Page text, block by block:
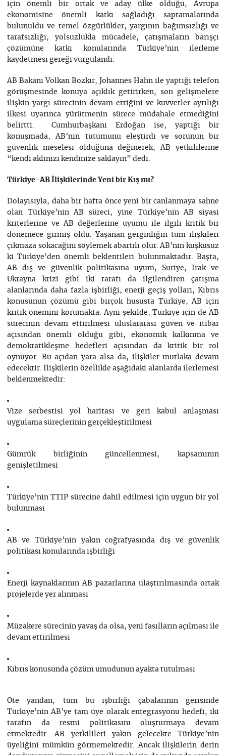
için önemli bir ortak ve aday ülke olduğu, Avrupa
ekonomisine önemli katkı sağladığı saptamalarında
bulunuldu ve temel özgürlükler, yargının bağımsızlığı ve
tarafsızlığı, yolsuzlukla mücadele, çatışmaların barışçı
çözümüne katkı konularında Türkiye’nin ilerleme
kaydetmesi gereği vurgulandı.
AB Bakanı Volkan Bozkır, Johannes Hahn ile yaptığı telefon
görüşmesinde konuya açıklık getirirken, son gelişmelere
ilişkin yargı sürecinin devam ettiğini ve kuvvetler ayrılığı
ilkesi uyarınca yürütmenin sürece müdahale etmediğini
belirtti. Cumhurbaşkanı Erdoğan ise, yaptığı bir
konuşmada, AB’nin tutumunu eleştirdi ve sorunun bir
güvenlik meselesi olduğuna değinerek, AB yetkililerine
“kendi aklınızı kendinize saklayın” dedi.
Türkiye-AB İlişkilerinde Yeni bir Kış mı?
Dolayısıyla, daha bir hafta önce yeni bir canlanmaya sahne
olan Türkiye’nin AB süreci, yine Türkiye’nin AB siyasi
kriterlerine ve AB değerlerine uyumu ile ilgili kritik bir
dönemece girmiş oldu. Yaşanan gerginliğin tüm ilişkileri
çıkmaza sokacağını söylemek abartılı olur. AB’nin kuşkusuz
ki Türkiye’den önemli beklentileri bulunmaktadır. Başta,
AB dış ve güvenlik politikasına uyum, Suriye, Irak ve
Ukrayna krizi gibi iki tarafı da ilgilendiren çatışma
alanlarında daha fazla işbirliği, enerji geçiş yolları, Kıbrıs
konusunun çözümü gibi birçok hususta Türkiye, AB için
kritik önemini korumakta. Aynı şekilde, Türkiye için de AB
sürecinin devam ettirilmesi uluslararası güven ve itibar
açısından önemli olduğu gibi, ekonomik kalkınma ve
demokratikleşme hedefleri açısından da kritik bir rol
oynuyor. Bu açıdan yara alsa da, ilişkiler mutlaka devam
edecektir. İlişkilerin özellikle aşağıdaki alanlarda ilerlemesi
beklenmektedir:
Vize serbestisi yol haritası ve geri kabul anlaşması
uygulama süreçlerinin gerçekleştirilmesi
Gümrük birliğinin güncellenmesi, kapsamının
genişletilmesi
Türkiye’nin TTIP sürecine dahil edilmesi için uygun bir yol
bulunması
AB ve Türkiye’nin yakın coğrafyasında dış ve güvenlik
politikası konularında işbirliği
Enerji kaynaklarının AB pazarlarına ulaştırılmasında ortak
projelerde yer alınması
Müzakere sürecinin yavaş da olsa, yeni fasılların açılması ile
devam ettirilmesi
Kıbrıs konusunda çözüm umudunun ayakta tutulması
Öte yandan, tüm bu işbirliği çabalarının gerisinde
Türkiye’nin AB’ye tam üye olarak entegrasyonu hedefi, iki
tarafın da resmi politikasını oluşturmaya devam
etmektedir. AB yetkilileri yakın gelecekte Türkiye’nin
üyeliğini mümkün görmemektedir. Ancak ilişkilerin derin